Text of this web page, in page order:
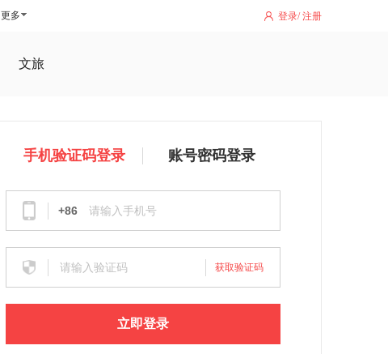
登录/注册
更多
文旅
手机验证码登录 账号密码登录
+86
获取验证码
立即登录